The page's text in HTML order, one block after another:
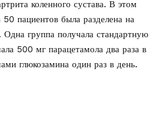
коленного сустава. В этом
50 пациентов была разделена на
Одна группа получала стандартную
500 мг парацетамола два раза в
глюкозамина один раз в день.